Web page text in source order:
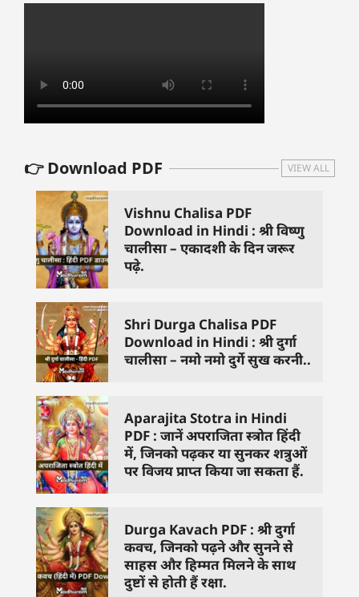
👉 Download PDF VIEW ALL
Vishnu Chalisa PDF
Download in Hindi : श्री विष्णु
चालीसा – एकादशी के दिन जरूर
पढ़े.
Shri Durga Chalisa PDF
Download in Hindi : श्री दुर्गा
चालीसा – नमो नमो दुर्गे सुख करनी..
Aparajita Stotra in Hindi
PDF : जानें अपराजिता स्त्रोत हिंदी
में, जिनको पढ़कर या सुनकर शत्रुओं
पर विजय प्राप्त किया जा सकता हैं.
Durga Kavach PDF : श्री दुर्गा
कवच, जिनको पढ़ने और सुनने से
साहस और हिम्मत मिलने के साथ
दुष्टों से होती हैं रक्षा.